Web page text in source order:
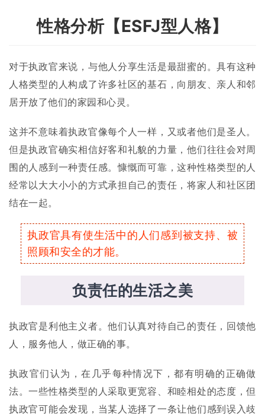
性格分析【ESFJ型人格】
对于执政官来说，与他人分享生活是最甜蜜的。具有这种
人格类型的人构成了许多社区的基石，向朋友、亲人和邻
居开放了他们的家园和心灵。
这并不意味着执政官像每个人一样，又或者他们是圣人。
但是执政官确实相信好客和礼貌的力量，他们往往会对周
围的人感到一种责任感。慷慨而可靠，这种性格类型的人
经常以大大小小的方式承担自己的责任，将家人和社区团
结在一起。
执政官具有使生活中的人们感到被支持、被
照顾和安全的才能。
负责任的生活之美
执政官是利他主义者。他们认真对待自己的责任，回馈他
人，服务他人，做正确的事。
执政官们认为，在几乎每种情况下，都有明确的正确做
法。一些性格类型的人采取更宽容、和睦相处的态度，但
执政官可能会发现，当某人选择了一条让他们感到误入歧